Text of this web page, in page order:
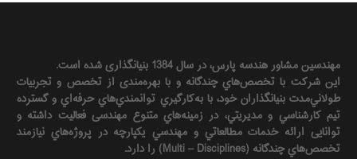
مهندسين مشاور هندسه‌ پارس، در سال 1384 بنیانگذاری شده است.
این شرکت با تخصص‌هاي چندگانه و با بهره‌مندی از تخصص و تجربيات
طولاني‌مدت بنيانگذاران خود، با به‌كارگيري توانمندي‌هاي حرفه‌اي و گسترده
تيم كارشناسي و مديريتي، در زمينه‌هاي متنوع مهندسی فعاليت داشته و
توانایی ارائه خدمات مطالعاتي و مهندسي يكپارچه در پروژه‌هاي نيازمند
تخصص‌هاي چندگانه (Multi – Disciplines) را دارد.